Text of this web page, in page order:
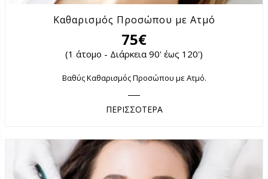
Καθαρισμός Προσώπου με Ατμό
75€
(1 άτομο - Διάρκεια 90' έως 120')
Βαθύς Καθαρισμός Προσώπου με Ατμό.
ΠΕΡΙΣΣΟΤΕΡΑ